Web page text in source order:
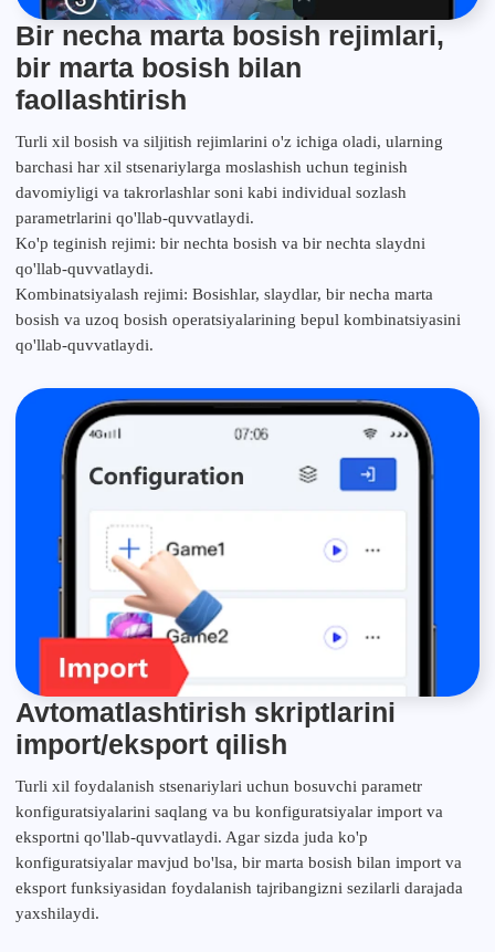
Bir necha marta bosish rejimlari,
bir marta bosish bilan
faollashtirish
Turli xil bosish va siljitish rejimlarini o'z ichiga oladi, ularning
barchasi har xil stsenariylarga moslashish uchun teginish
davomiyligi va takrorlashlar soni kabi individual sozlash
parametrlarini qo'llab-quvvatlaydi.
Ko'p teginish rejimi: bir nechta bosish va bir nechta slaydni
qo'llab-quvvatlaydi.
Kombinatsiyalash rejimi: Bosishlar, slaydlar, bir necha marta
bosish va uzoq bosish operatsiyalarining bepul kombinatsiyasini
qo'llab-quvvatlaydi.
Avtomatlashtirish skriptlarini
import/eksport qilish
Turli xil foydalanish stsenariylari uchun bosuvchi parametr
konfiguratsiyalarini saqlang va bu konfiguratsiyalar import va
eksportni qo'llab-quvvatlaydi. Agar sizda juda ko'p
konfiguratsiyalar mavjud bo'lsa, bir marta bosish bilan import va
eksport funksiyasidan foydalanish tajribangizni sezilarli darajada
yaxshilaydi.